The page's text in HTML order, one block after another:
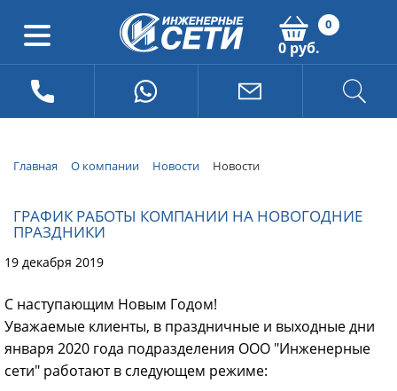
0
0 руб.
Главная О компании Новости Новости
ГРАФИК РАБОТЫ КОМПАНИИ НА НОВОГОДНИЕ
ПРАЗДНИКИ
19 декабря 2019
С наступающим Новым Годом!
Уважаемые клиенты, в праздничные и выходные дни
января 2020 года подразделения ООО "Инженерные
сети" работают в следующем режиме: